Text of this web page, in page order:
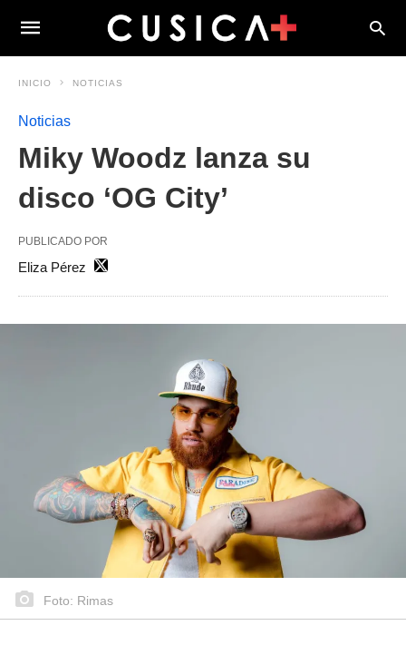
INICIO NOTICIAS
Noticias
Miky Woodz lanza su
disco ‘OG City’
PUBLICADO POR
Eliza Pérez
Foto: Rimas